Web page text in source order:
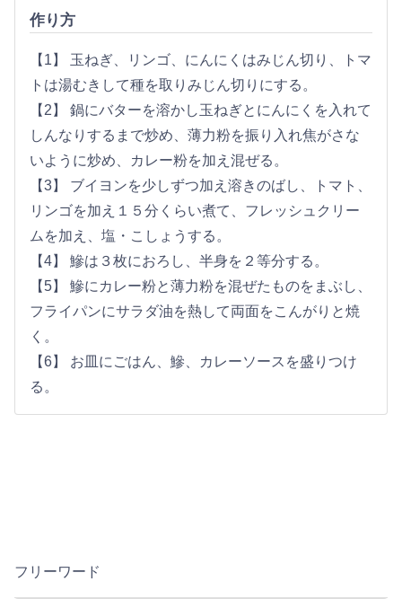
作り方
【1】 玉ねぎ、リンゴ、にんにくはみじん切り、トマ
トは湯むきして種を取りみじん切りにする。
【2】 鍋にバターを溶かし玉ねぎとにんにくを入れて
しんなりするまで炒め、薄力粉を振り入れ焦がさな
いように炒め、カレー粉を加え混ぜる。
【3】 ブイヨンを少しずつ加え溶きのばし、トマト、
リンゴを加え１５分くらい煮て、フレッシュクリー
ムを加え、塩・こしょうする。
【4】 鰺は３枚におろし、半身を２等分する。
【5】 鰺にカレー粉と薄力粉を混ぜたものをまぶし、
フライパンにサラダ油を熱して両面をこんがりと焼
く。
【6】 お皿にごはん、鰺、カレーソースを盛りつけ
る。
フリーワード